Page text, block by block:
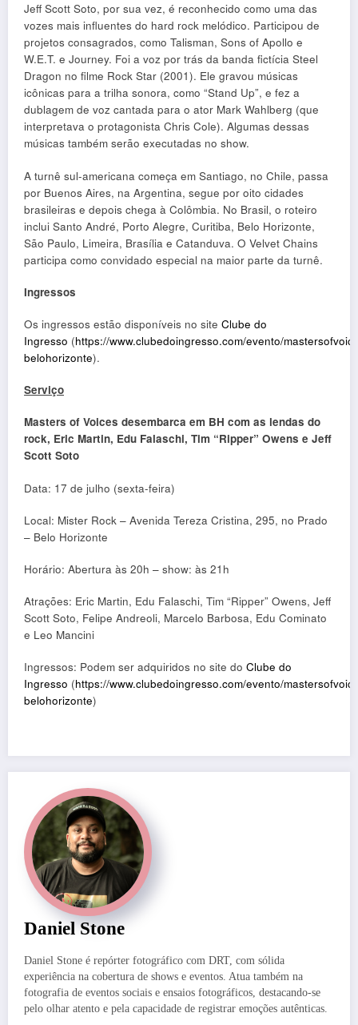
Jeff Scott Soto, por sua vez, é reconhecido como uma das
vozes mais influentes do hard rock melódico. Participou de
projetos consagrados, como Talisman, Sons of Apollo e
W.E.T. e Journey. Foi a voz por trás da banda fictícia Steel
Dragon no filme Rock Star (2001). Ele gravou músicas
icônicas para a trilha sonora, como “Stand Up”, e fez a
dublagem de voz cantada para o ator Mark Wahlberg (que
interpretava o protagonista Chris Cole). Algumas dessas
músicas também serão executadas no show.
A turnê sul-americana começa em Santiago, no Chile, passa
por Buenos Aires, na Argentina, segue por oito cidades
brasileiras e depois chega à Colômbia. No Brasil, o roteiro
inclui Santo André, Porto Alegre, Curitiba, Belo Horizonte,
São Paulo, Limeira, Brasília e Catanduva. O Velvet Chains
participa como convidado especial na maior parte da turnê.
Ingressos
Os ingressos estão disponíveis no site Clube do
Ingresso (https://www.clubedoingresso.com/evento/
belohorizonte).
Serviço
Masters of Voices desembarca em BH com as lendas do
rock, Eric Martin, Edu Falaschi, Tim “Ripper” Owens e Jeff
Scott Soto
Data: 17 de julho (sexta-feira)
Local: Mister Rock – Avenida Tereza Cristina, 295, no Prado
– Belo Horizonte
Horário: Abertura às 20h – show: às 21h
Atrações: Eric Martin, Edu Falaschi, Tim “Ripper” Owens, Jeff
Scott Soto, Felipe Andreoli, Marcelo Barbosa, Edu Cominato
e Leo Mancini
Ingressos: Podem ser adquiridos no site do Clube do
Ingresso (https://www.clubedoingresso.com/evento/
belohorizonte)
Daniel Stone
Daniel Stone é repórter fotográfico com DRT, com sólida
experiência na cobertura de shows e eventos. Atua também na
fotografia de eventos sociais e ensaios fotográficos, destacando-se
pelo olhar atento e pela capacidade de registrar emoções autênticas.